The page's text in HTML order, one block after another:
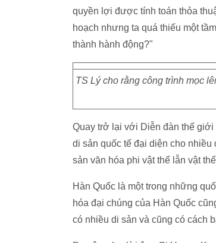
quyền lợi được tính toán thỏa
hoạch nhưng ta quá thiếu một
thành hành động?"
TS Lý cho rằng công trình mọc
Quay trở lại với Diễn đàn thế giới
di sản quốc tế đại diện cho
sản văn hóa phi vật thể lẫn vật
Hàn Quốc là một trong những
hóa đại chúng của Hàn Quốc
có nhiều di sản và cũng có cách